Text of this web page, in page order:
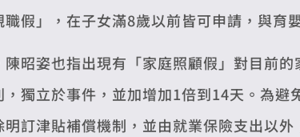
職假」，在子女滿8歲以前皆可申請，與育
陳昭姿也指出現有「家庭照顧假」對目前
，獨立於事件，並加增加1倍到14天。為
明訂津貼補償機制，並由就業保險支出以